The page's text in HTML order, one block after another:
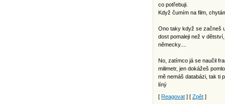
co potřebuji.
Když čumím na film,
Ono taky když se začneš
dost pomaleji než v
německy....
No, zatímco já se naučil
milimetr, jen dokážeš
mě nemáš databázi, tak ti
líný
[ Reagovat ] [ Zpět ]